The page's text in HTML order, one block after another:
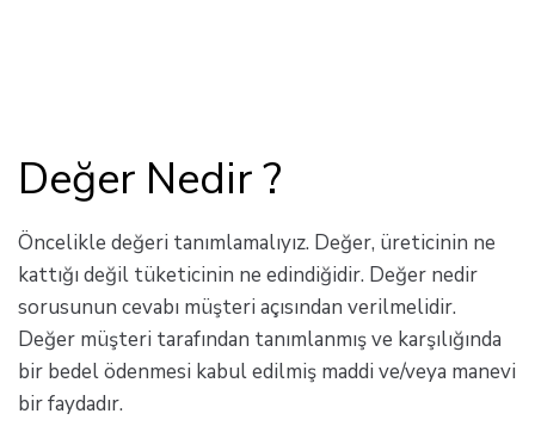
Değer Nedir ?
Öncelikle değeri tanımlamalıyız. Değer, üreticinin ne
kattığı değil tüketicinin ne edindiğidir. Değer nedir
sorusunun cevabı müşteri açısından verilmelidir.
Değer müşteri tarafından tanımlanmış ve karşılığında
bir bedel ödenmesi kabul edilmiş maddi ve/veya manevi
bir faydadır.